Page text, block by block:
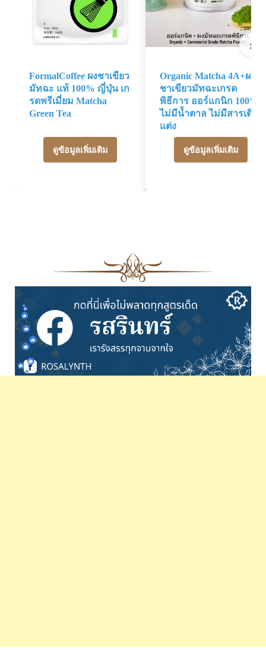
›
FormalCoffee ผงชาเขียว
มัทฉะ แท้ 100% ญี่ปุ่น เก
รดพรีเมี่ยม Matcha
Green Tea
ดูข้อมูลเพิ่มเติม
Organic Matcha 4A+ผง
ชาเขียวมัทฉะเกรด
พิธีการ ออร์แกนิก 100%
ไม่มีน้ำตาล ไม่มีสารเติม
แต่ง
ดูข้อมูลเพิ่มเติม